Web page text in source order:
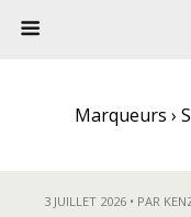
Marqueurs ›
3 JUILLET 2026 • PAR